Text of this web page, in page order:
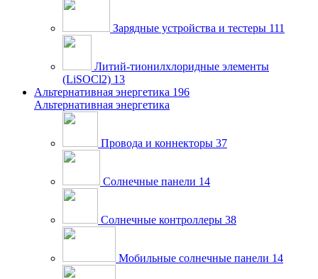
Зарядные устройства и тестеры 111
Литий-тионилхлоридные элементы
(LiSOCl2) 13
Альтернативная энергетика 196
Альтернативная энергетика
Провода и коннекторы 37
Солнечные панели 14
Солнечные контроллеры 38
Мобильные солнечные панели 14